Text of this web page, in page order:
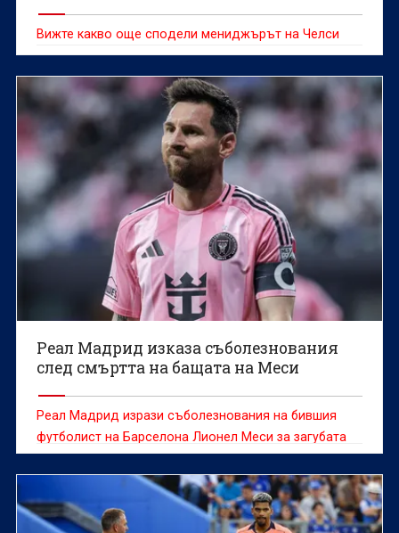
Вижте какво още сподели мениджърът на Челси
Реал Мадрид изказа съболезнования
след смъртта на бащата на Меси
Реал Мадрид изрази съболезнования на бившия
футболист на Барселона Лионел Меси за загубата
на баща му